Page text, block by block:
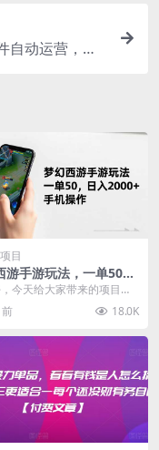
自动运营，日
目
游手游玩法，一单50，
，手机操作
今天给大家带来的项目
西游手游玩法，一单50，
，手机...
18.0K